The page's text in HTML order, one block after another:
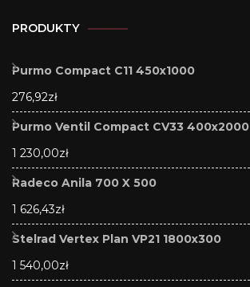
PRODUKTY
Purmo Compact C11 450x1000
276,92zł
Purmo Ventil Compact CV33 400x2000
1 230,00zł
Radeco Anila 700 X 500
1 626,43zł
Stelrad Vertex Plan VP21 1800x300
1 540,00zł